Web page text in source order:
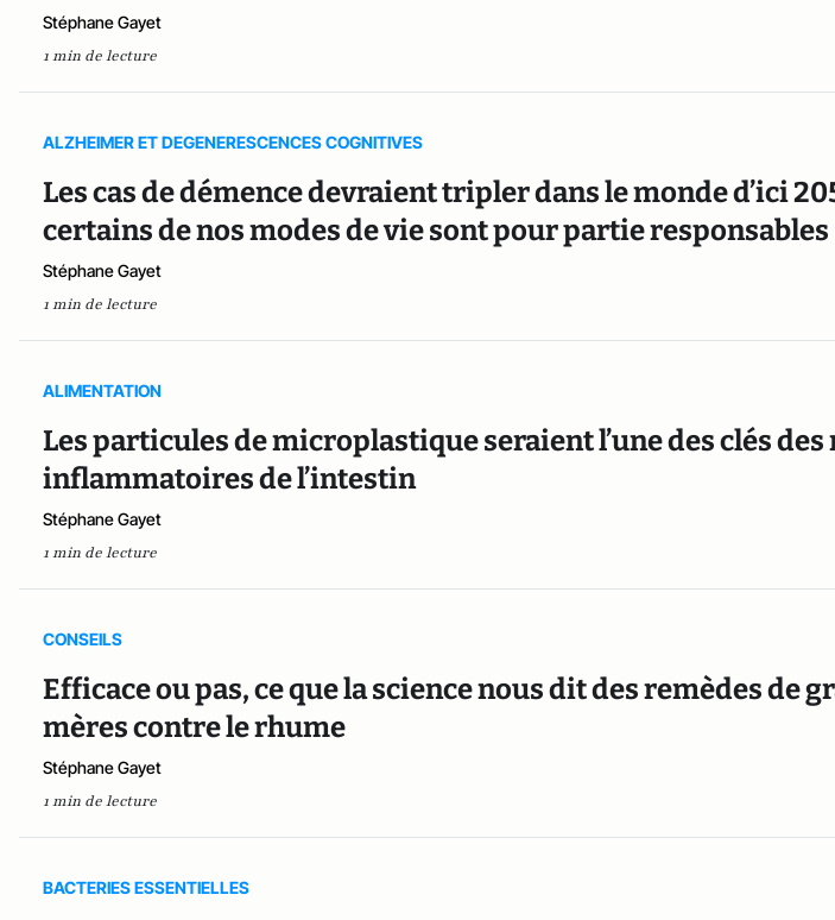
Stéphane Gayet
1 min de lecture
ALZHEIMER ET DEGENERESCENCES COGNITIVES
Les cas de démence devraient tripler dans le monde d’ici
certains de nos modes de vie sont pour partie responsables
Stéphane Gayet
1 min de lecture
ALIMENTATION
Les particules de microplastique seraient l’une des clés des
inflammatoires de l’intestin
Stéphane Gayet
1 min de lecture
CONSEILS
Efficace ou pas, ce que la science nous dit des remèdes de
mères contre le rhume
Stéphane Gayet
1 min de lecture
BACTERIES ESSENTIELLES